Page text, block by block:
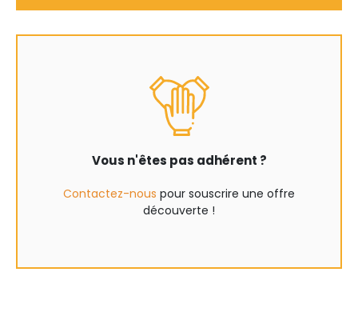
Vous n'êtes pas adhérent ?
Contactez-nous pour souscrire une offre
découverte !